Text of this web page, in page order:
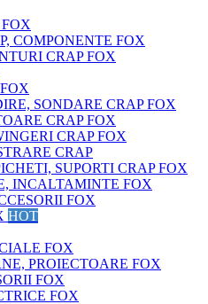
COMPONENTE FOX
CRAP FOX
SONDARE CRAP FOX
CRAP FOX
CRAP FOX
CRAP
SUPORTI CRAP FOX
INCALTAMINTE FOX
FOX
HOT
FOX
PROIECTOARE FOX
FOX
FOX